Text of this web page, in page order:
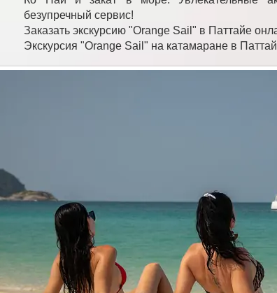
безупречный сервис!
Заказать экскурсию "Orange Sail" в Паттайе
Экскурсия "Orange Sail" на катамаране в